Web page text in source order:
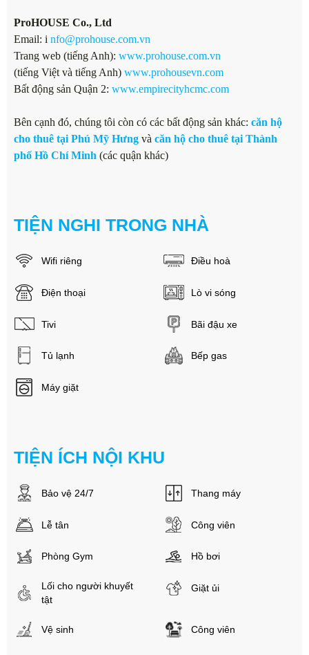
ProHOUSE Co., Ltd
Email: i nfo@prohouse.com.vn
Trang web (tiếng Anh): www.prohouse.com.vn
(tiếng Việt và tiếng Anh) www.prohousevn.com
Bất động sản Quận 2: www.empirecityhcmc.com
Bên cạnh đó, chúng tôi còn có các bất động sản khác: căn hộ
cho thuê tại Phú Mỹ Hưng và căn hộ cho thuê tại Thành
phố Hồ Chí Minh (các quận khác)
TIỆN NGHI TRONG NHÀ
Wifi riêng Điều hoà
Điện thoại Lò vi sóng
Tivi Bãi đậu xe
Tủ lạnh Bếp gas
Máy giặt
TIỆN ÍCH NỘI KHU
Bảo vệ 24/7 Thang máy
Lễ tân Công viên
Phòng Gym Hồ bơi
Lối cho người khuyết
tật
Giặt ủi
Vệ sinh Công viên